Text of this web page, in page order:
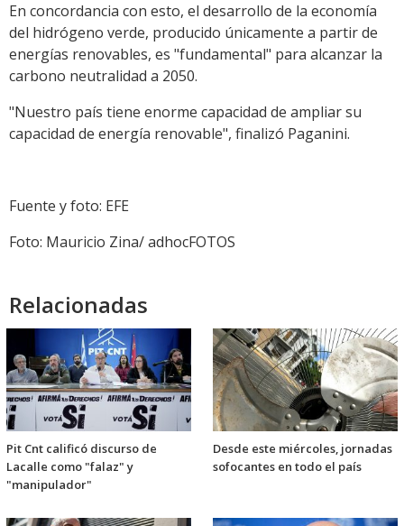
En concordancia con esto, el desarrollo de la economía
del hidrógeno verde, producido únicamente a partir de
energías renovables, es "fundamental" para alcanzar la
carbono neutralidad a 2050.
"Nuestro país tiene enorme capacidad de ampliar su
capacidad de energía renovable", finalizó Paganini.
Fuente y foto: EFE
Foto: Mauricio Zina/ adhocFOTOS
Relacionadas
Pit Cnt calificó discurso de
Lacalle como "falaz" y
"manipulador"
Desde este miércoles, jornadas
sofocantes en todo el país